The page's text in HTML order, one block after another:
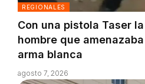
REGIONALES
Con una pistola Taser
hombre que
arma blanca
agosto 7, 2026